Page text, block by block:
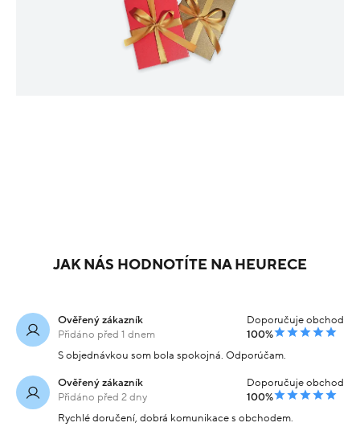
SRPEN20
8 023 Kč
kód: 000142210244
SRPEN20
8 007 Kč
kód: O15052505343